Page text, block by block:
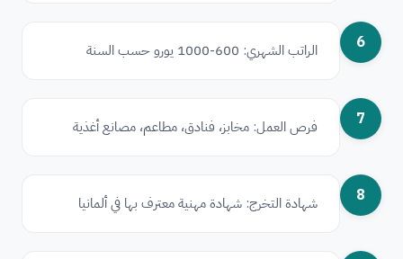
6 الراتب الشهري: 600-1000 يورو حسب السنة
7 فرص العمل: مخابز، فنادق، مطاعم، مصانع أغذية
8 شهادة التخرج: شهادة مهنية معترف بها في ألمانيا